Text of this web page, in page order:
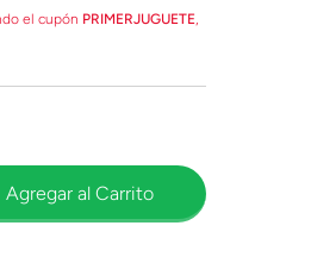
el cupón PRIMERJUGUETE,
Agregar al Carrito